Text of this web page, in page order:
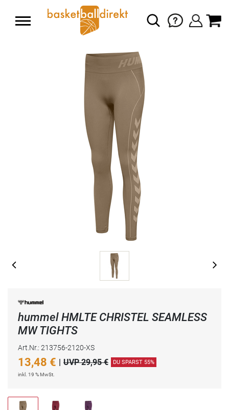
hummel HMLTE CHRISTEL SEAMLESS
MW TIGHTS
Art.Nr.: 213756-2120-XS
13,48 € | UVP 29,95 € DU SPARST 55%
inkl. 19 % MwSt.